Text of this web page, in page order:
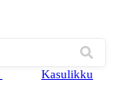
Kasulikku